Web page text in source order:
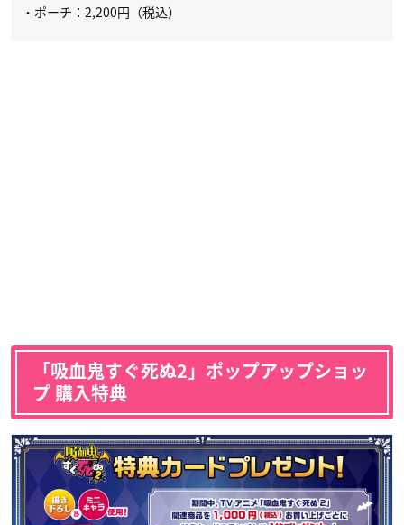
・ポーチ：2,200円（税込）
「吸血鬼すぐ死ぬ2」ポップアップショッ
プ 購入特典